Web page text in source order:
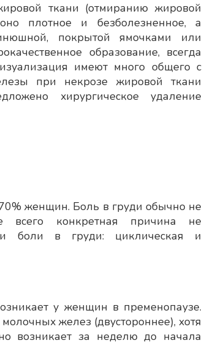
ткани (отмиранию жировой
плотное и безболезненное, а
покрытой ямочками или
образование, всегда
имеют много общего с
при некрозе жировой ткани
хирургическое удаление
женщин. Боль в груди обычно не
всего конкретная причина не
боли в груди: циклическая и
у женщин в пременопаузе.
желез (двустороннее), хотя
возникает за неделю до начала